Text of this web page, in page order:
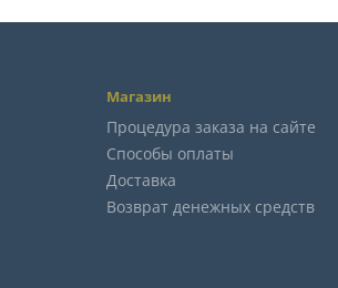
Магазин
Процедура заказа на сайте
Способы оплаты
Доставка
Возврат денежных средств